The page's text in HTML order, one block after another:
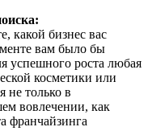
какой бизнес вас
вам было бы
успешного роста любая
косметики или
не только в
вовлечении, как
франчайзинга